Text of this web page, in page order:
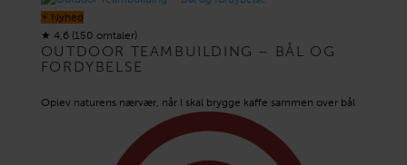
⚡︎ Nyhed
★ 4,6 (150 omtaler)
OUTDOOR TEAMBUILDING – BÅL OG
FORDYBELSE
Oplev naturens nærvær, når I skal brygge kaffe sammen over bål